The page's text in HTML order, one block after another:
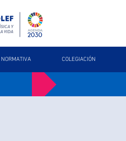
NORMATIVA COLEGIACIÓN